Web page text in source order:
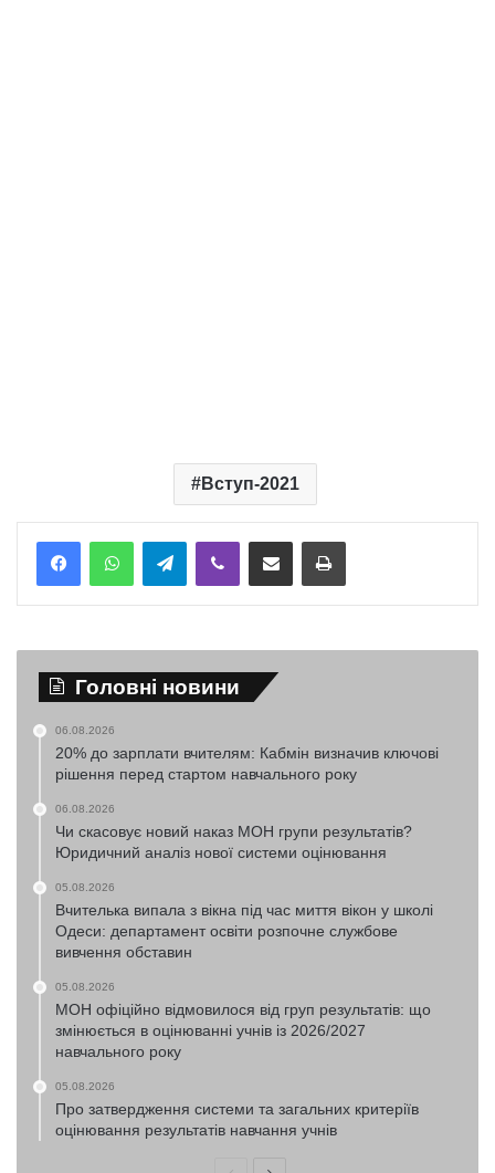
Вступ-2021
TelegramViber Надіслати електронною поштоюНадрукувати
Головні новини
06.08.2026
20% до зарплати вчителям: Кабмін визначив ключові
рішення перед стартом навчального року
06.08.2026
Чи скасовує новий наказ МОН групи результатів?
Юридичний аналіз нової системи оцінювання
05.08.2026
Вчителька випала з вікна під час миття вікон у школі
Одеси: департамент освіти розпочне службове
вивчення обставин
05.08.2026
МОН офіційно відмовилося від груп результатів: що
змінюється в оцінюванні учнів із 2026/2027
навчального року
05.08.2026
Про затвердження системи та загальних критеріїв
оцінювання результатів навчання учнів